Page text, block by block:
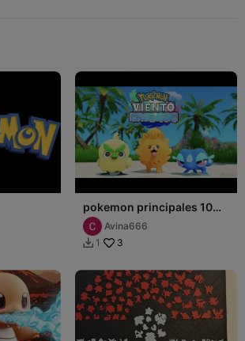
pokemon principales 10
Gen Avina666
 1 3